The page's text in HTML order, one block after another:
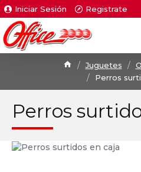
Iniciar Sesión Registrate
Juguetes
Perros
Perros